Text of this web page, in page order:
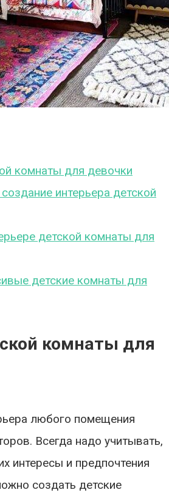
комнаты для девочки
интерьера детской
детской комнаты для
детские комнаты для
комнаты для
любого помещения
Всегда надо учитывать,
интересы и предпочтения
создать детские